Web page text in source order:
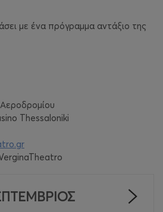
με ένα πρόγραμμα αντάξιο της
Thessaloniki